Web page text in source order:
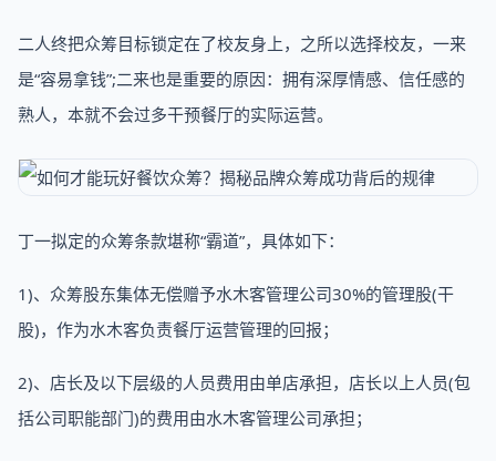
二人终把众筹目标锁定在了校友身上，之所以选择校友，一来
是“容易拿钱”;二来也是重要的原因：拥有深厚情感、信任感的
熟人，本就不会过多干预餐厅的实际运营。
丁一拟定的众筹条款堪称“霸道”，具体如下：
1)、众筹股东集体无偿赠予水木客管理公司30%的管理股(干
股)，作为水木客负责餐厅运营管理的回报；
2)、店长及以下层级的人员费用由单店承担，店长以上人员(包
括公司职能部门)的费用由水木客管理公司承担；